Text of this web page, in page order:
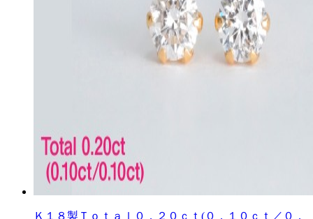
Ｋ１８製Ｔｏｔａｌ０．２０ｃｔ(０．１０ｃｔ／０．